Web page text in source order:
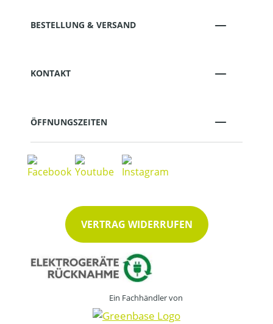
BESTELLUNG & VERSAND
KONTAKT
ÖFFNUNGSZEITEN
VERTRAG WIDERRUFEN
Ein Fachhändler von